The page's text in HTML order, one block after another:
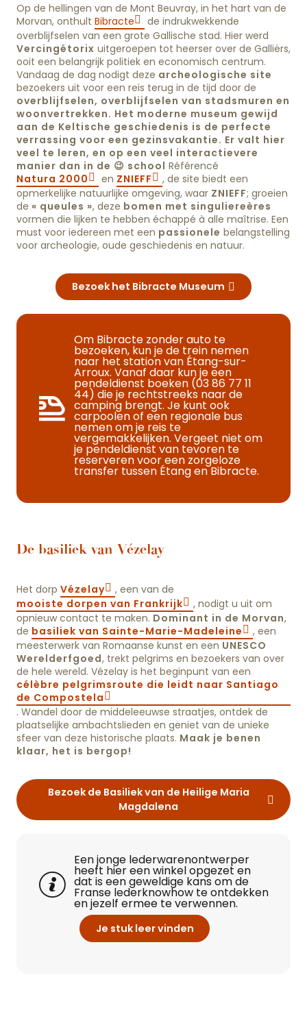
Op de hellingen van de Mont Beuvray, in het hart van de
Morvan, onthult Bibracte
de indrukwekkende
overblijfselen van een grote Gallische stad. Hier werd
Vercingétorix uitgeroepen tot heerser over de Galliërs,
ooit een belangrijk politiek en economisch centrum.
Vandaag de dag nodigt deze archeologische site
bezoekers uit voor een reis terug in de tijd door de
overblijfselen, overblijfselen van stadsmuren en
woonvertrekken. Het moderne museum gewijd
aan de Keltische geschiedenis is de perfecte
verrassing voor een gezinsvakantie. Er valt hier
veel te leren, en op een veel interactievere
manier dan in de 😉 school Référencé
Natura 2000
en ZNIEFF
, de site biedt een
opmerkelijke natuurlijke omgeving, waar ZNIEFF; groeien
de « queules », deze bomen met singuliereères
vormen die lijken te hebben échappé à alle maîtrise. Een
must voor iedereen met een passionele belangstelling
voor archeologie, oude geschiedenis en natuur.
Bezoek het Bibracte Museum
Om Bibracte zonder auto te
bezoeken, kun je de trein nemen
naar het station van Étang-sur-
Arroux. Vanaf daar kun je een
pendeldienst boeken (03 86 77 11
44) die je rechtstreeks naar de
camping brengt. Je kunt ook
carpoolen of een regionale bus
nemen om je reis te
vergemakkelijken. Vergeet niet om
je pendeldienst van tevoren te
reserveren voor een zorgeloze
transfer tussen Étang en Bibracte.
De basiliek van Vézelay
Het dorp Vézelay
, een van de
mooiste dorpen van Frankrijk
, nodigt u uit om
opnieuw contact te maken. Dominant in de Morvan,
de basiliek van Sainte-Marie-Madeleine
, een
meesterwerk van Romaanse kunst en een UNESCO
Werelderfgoed, trekt pelgrims en bezoekers van over
de hele wereld. Vézelay is het beginpunt van een
célèbre pelgrimsroute die leidt naar Santiago
de Compostela
. Wandel door de middeleeuwse straatjes, ontdek de
plaatselijke ambachtslieden en geniet van de unieke
sfeer van deze historische plaats. Maak je benen
klaar, het is bergop!
Bezoek de Basiliek van de Heilige Maria
Magdalena
Een jonge lederwarenontwerper
heeft hier een winkel opgezet en
dat is een geweldige kans om de
Franse lederknowhow te ontdekken
en jezelf ermee te verwennen.
Je stuk leer vinden